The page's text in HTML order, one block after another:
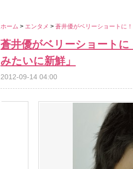
ホーム > エンタメ > 蒼井優がベリーショートに
蒼井優がベリーショート
みたいに新鮮」
2012-09-14 04:00